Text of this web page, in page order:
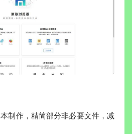
制作，精简部分非必要文件，减